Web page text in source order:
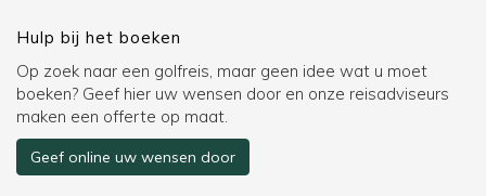
Hulp bij het boeken
Op zoek naar een golfreis, maar geen idee wat u moet
boeken? Geef hier uw wensen door en onze reisadviseurs
maken een offerte op maat.
Geef online uw wensen door